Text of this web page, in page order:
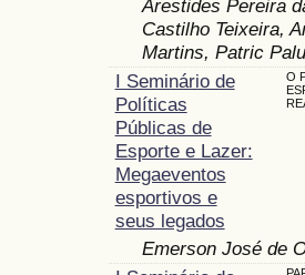
Arestides Pereira
Castilho Teixeira,
Martins, Patric
I Seminário de
Políticas
Públicas de
Esporte e Lazer:
Megaeventos
esportivos e
seus legados
O
Emerson José de